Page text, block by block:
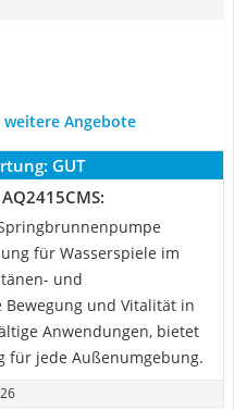
Angebote
GUT
für Wasserspiele im
und
und Vitalität in
Anwendungen, bietet
für jede Außenumgebung.